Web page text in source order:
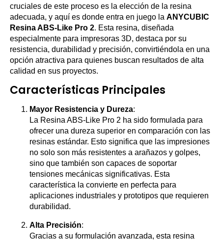
cruciales de este proceso es la elección de la resina
adecuada, y aquí es donde entra en juego la ANYCUBIC
Resina ABS-Like Pro 2. Esta resina, diseñada
especialmente para impresoras 3D, destaca por su
resistencia, durabilidad y precisión, convirtiéndola en una
opción atractiva para quienes buscan resultados de alta
calidad en sus proyectos.
Características Principales
Mayor Resistencia y Dureza:
La Resina ABS-Like Pro 2 ha sido formulada para
ofrecer una dureza superior en comparación con las
resinas estándar. Esto significa que las impresiones
no solo son más resistentes a arañazos y golpes,
sino que también son capaces de soportar
tensiones mecánicas significativas. Esta
característica la convierte en perfecta para
aplicaciones industriales y prototipos que requieren
durabilidad.
Alta Precisión:
Gracias a su formulación avanzada, esta resina